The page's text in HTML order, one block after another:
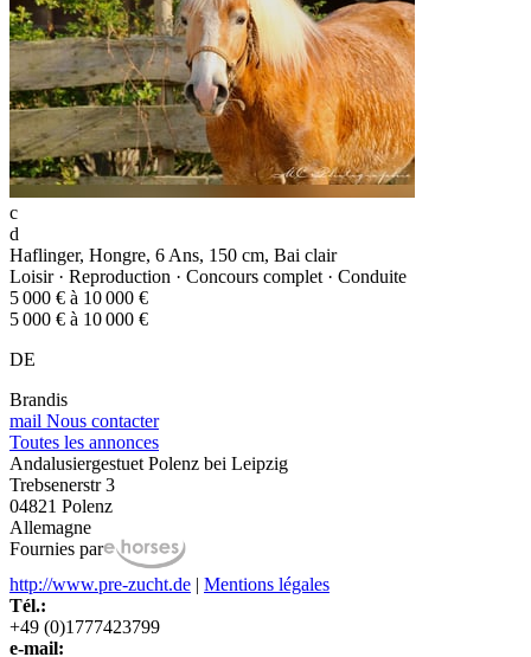
c
d
Haflinger, Hongre, 6 Ans, 150 cm, Bai clair
Loisir · Reproduction · Concours complet · Conduite
5 000 € à 10 000 €
5 000 € à 10 000 €
DE
Brandis
mail Nous contacter
Toutes les annonces
Andalusiergestuet Polenz bei Leipzig
Trebsenerstr 3
04821 Polenz
Allemagne
Fournies par
http://www.pre-zucht.de | Mentions légales
Tél.:
+49 (0)1777423799
e-mail: